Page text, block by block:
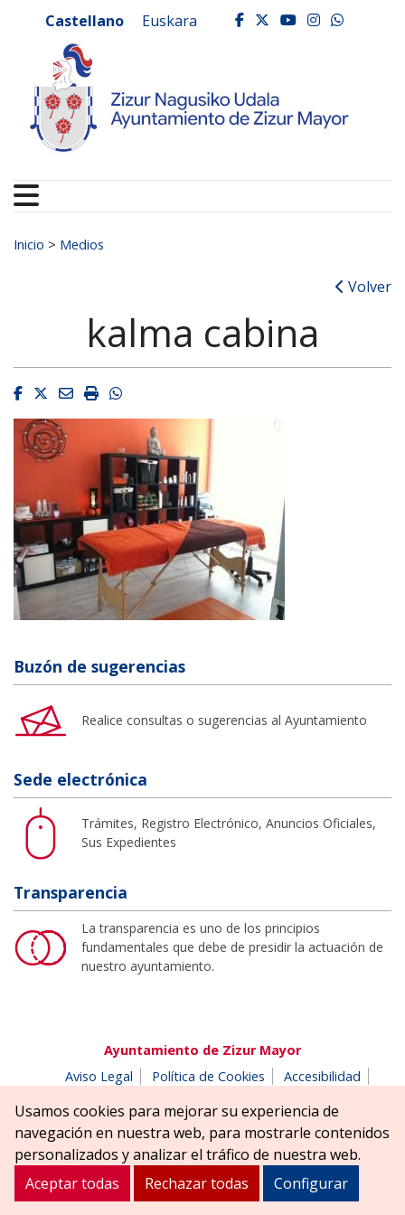
Ayuntamiento de
Castellano Euskara facebook
twitter
youtube
Buscar:
Inicio > Medios
Volver
kalma cabina
Facebook
Twitter
EmailImprimirWhatsapp
Buzón de sugerencias
Realice consultas o sugerencias al Ayuntamiento
Sede electrónica
Trámites, Registro Electrónico, Anuncios Oficiales,
Sus Expedientes
Transparencia
La transparencia es uno de los principios
fundamentales que debe de presidir la actuación de
nuestro ayuntamiento.
Ayuntamiento de Zizur Mayor
Aviso Legal
Política de Cookies
Accesibilidad
Parque Erreniega parkea, s/n | 31180 Zizur Mayor-Zizur
Nagusia (NAVARRA-NAFARROA)
Tel. 948 181900
ayuntamiento@zizurmayor.es
Usamos cookies para mejorar su experiencia de
navegación en nuestra web, para mostrarle contenidos
personalizados y analizar el tráfico de nuestra web.
Aceptar todas
Rechazar todas Configurar